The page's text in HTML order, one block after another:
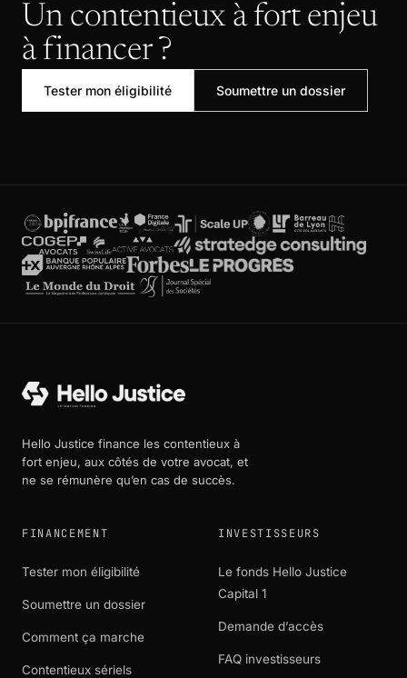
Un contentieux à fort enjeu
à financer ?
Tester mon éligibilité Soumettre un dossier
Hello Justice finance les contentieux à
fort enjeu, aux côtés de votre avocat, et
ne se rémunère qu’en cas de succès.
FINANCEMENT
Tester mon éligibilité
Soumettre un dossier
Comment ça marche
Contentieux sériels
INVESTISSEURS
Le fonds Hello Justice
Capital 1
Demande d’accès
FAQ investisseurs